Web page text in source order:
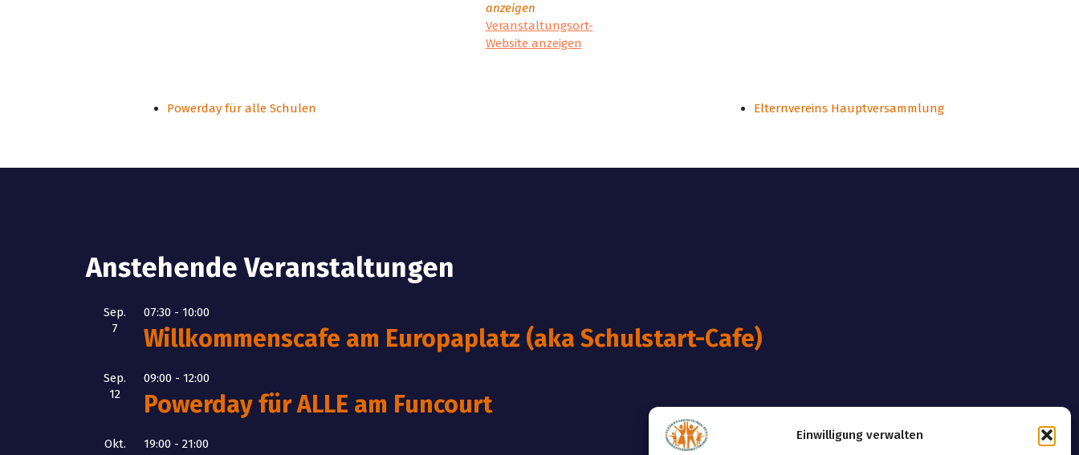
Einwilligung verwalten
anzeigen
Veranstaltungsort-
Website anzeigen
Powerday für alle Schulen Elternvereins Hauptversammlung
Anstehende Veranstaltungen
Sep.
7
07:30 - 10:00
Willkommenscafe am Europaplatz (aka Schulstart-Cafe)
Sep.
12
09:00 - 12:00
Powerday für ALLE am Funcourt
Okt.
19:00 - 21:00